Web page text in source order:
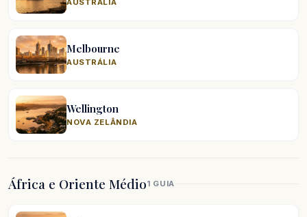
AUSTRÁLIA
Melbourne
AUSTRÁLIA
Wellington
NOVA ZELÂNDIA
África e Oriente Médio1 GUIA